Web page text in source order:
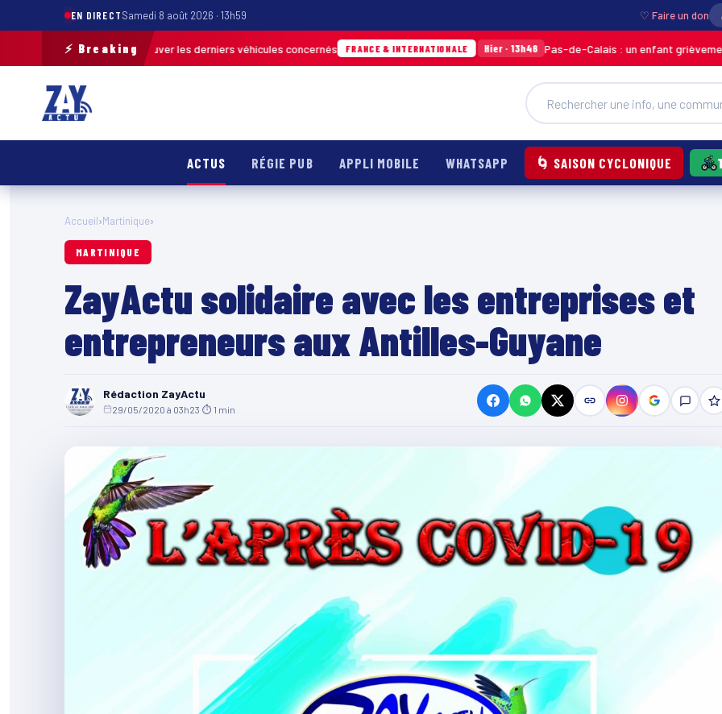
EN DIRECTSamedi 8 août 2026 · 13h59 ♡ Faire un don
⚡ Breaking
pour retrouver les derniers véhicules concernés FRANCE & INTERNATIONALE Hier · 13h46 Pas-de-Calais : un enfant grièvement brûlé après
ACTUS RÉGIE PUB APPLI MOBILE WHATSAPP 🌀 SAISON CYCLONIQUE
Accueil›Martinique›
MARTINIQUE
ZayActu solidaire avec les entreprises et
entrepreneurs aux Antilles-Guyane
Rédaction ZayActu
29/05/2020 à 03h23 ⏱ 1 min